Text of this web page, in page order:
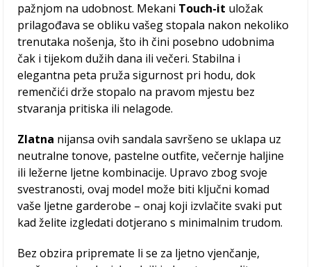
pažnjom na udobnost. Mekani Touch-it uložak
prilagođava se obliku vašeg stopala nakon nekoliko
trenutaka nošenja, što ih čini posebno udobnima
čak i tijekom dužih dana ili večeri. Stabilna i
elegantna peta pruža sigurnost pri hodu, dok
remenčići drže stopalo na pravom mjestu bez
stvaranja pritiska ili nelagode.
Zlatna nijansa ovih sandala savršeno se uklapa uz
neutralne tonove, pastelne outfite, večernje haljine
ili ležerne ljetne kombinacije. Upravo zbog svoje
svestranosti, ovaj model može biti ključni komad
vaše ljetne garderobe – onaj koji izvlačite svaki put
kad želite izgledati dotjerano s minimalnim trudom.
Bez obzira pripremate li se za ljetno vjenčanje,